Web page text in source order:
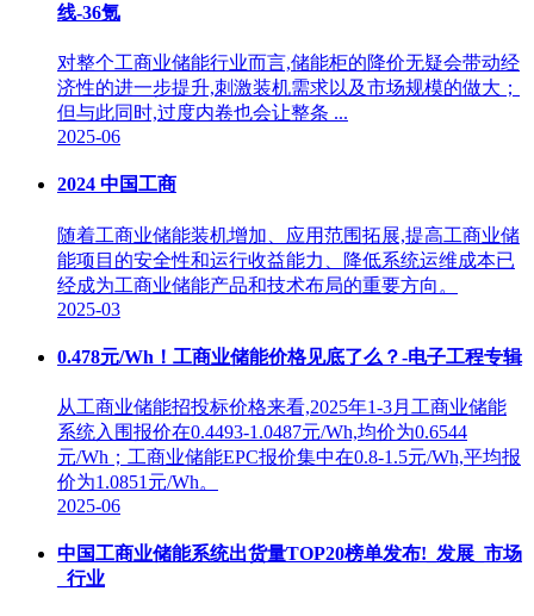
线-36氪
对整个工商业储能行业而言,储能柜的降价无疑会带动经
济性的进一步提升,刺激装机需求以及市场规模的做大；
但与此同时,过度内卷也会让整条 ...
2025-06
2024 中国工商
随着工商业储能装机增加、应用范围拓展,提高工商业储
能项目的安全性和运行收益能力、降低系统运维成本已
经成为工商业储能产品和技术布局的重要方向。
2025-03
0.478元/Wh！工商业储能价格见底了么？-电子工程专辑
从工商业储能招投标价格来看,2025年1-3月工商业储能
系统入围报价在0.4493-1.0487元/Wh,均价为0.6544
元/Wh；工商业储能EPC报价集中在0.8-1.5元/Wh,平均报
价为1.0851元/Wh。
2025-06
中国工商业储能系统出货量TOP20榜单发布!_发展_市场
_行业